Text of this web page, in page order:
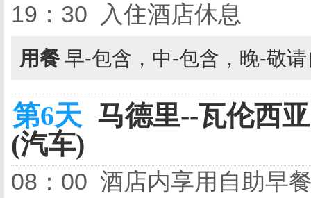
19：30 入住酒店休息
用餐 早-包含，中-包含，晚-敬
第6天 马德里--瓦伦西
(汽车)
08：00 酒店内享用自助早